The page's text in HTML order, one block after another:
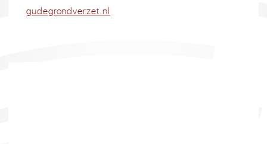
gudegrondverzet.nl